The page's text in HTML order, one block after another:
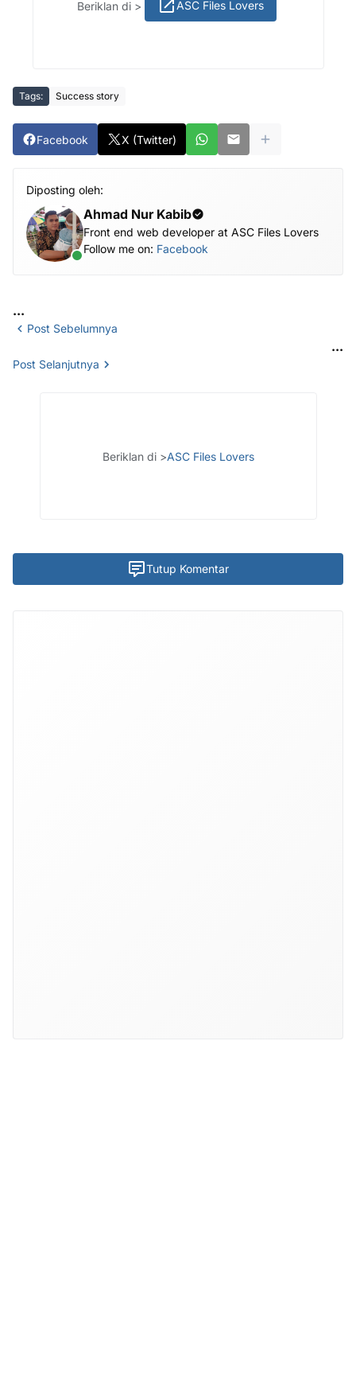
Beriklan di > ASC Files Lovers
Tags: Success story
Facebook X (Twitter)
Diposting oleh:
Ahmad Nur Kabib
Front end web developer at ASC Files Lovers
Follow me on: Facebook
...
Post Sebelumnya
...
Post Selanjutnya
Beriklan di >ASC Files Lovers
Tutup Komentar